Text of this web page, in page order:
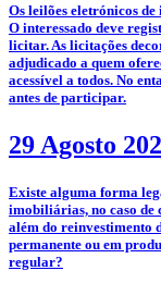
­­Os leilões eletrónicos
O interessado deve
licitar. As licitações
adjudicado a quem
acessível a todos. No
antes de participar.
29 Agosto
­Existe alguma forma
imobiliárias, no caso de
além do reinvestimento
permanente ou em
regular?